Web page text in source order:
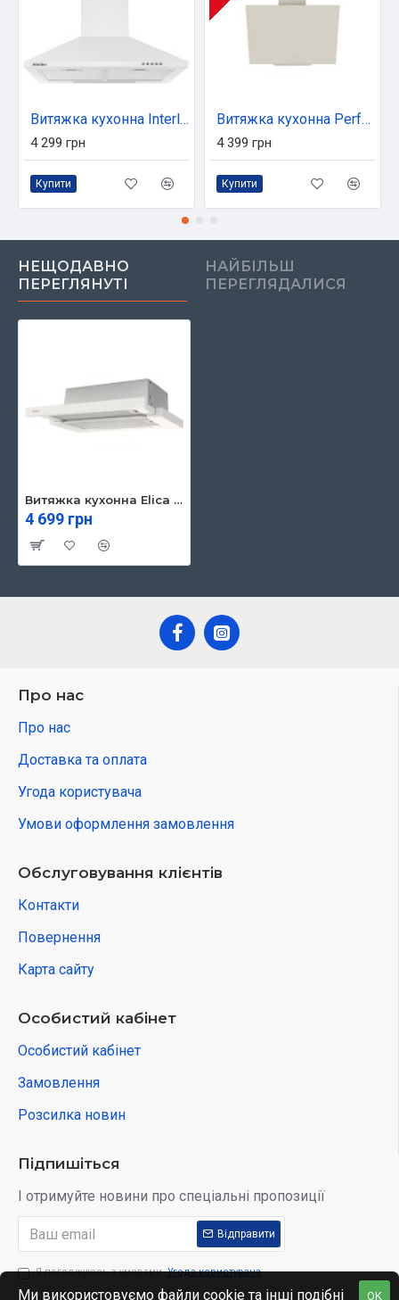
Витяжка кухонна Interline UNNA WH A/60 PB/2/T
4 299 грн
Купити
Витяжка кухонна Perfelli DNS 6422 D 850 IV LED
4 399 грн
Купити
НЕЩОДАВНО
ПЕРЕГЛЯНУТІ
НАЙБІЛЬШ
ПЕРЕГЛЯДАЛИСЯ
Витяжка кухонна Elica TT14 STD WH/A/60
4 699 грн
Про нас
Про нас
Доставка та оплата
Угода користувача
Умови оформлення замовлення
Обслуговування клієнтів
Контакти
Повернення
Карта сайту
Особистий кабінет
Особистий кабінет
Замовлення
Розсилка новин
Підпишіться
І отримуйте новини про спеціальні пропозиції
Відправити
Я погоджуюсь з умовами Угода користувача
OK
Ми використовуємо файли cookie та інші подібні